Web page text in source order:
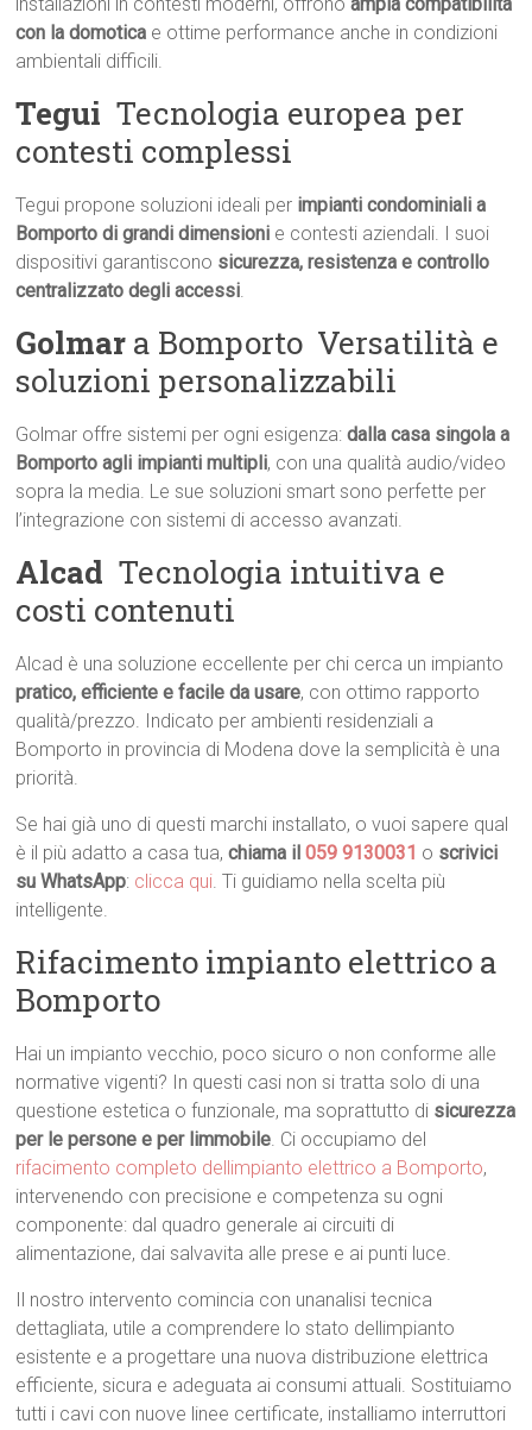
con la domotica e ottime performance anche in condizioni
ambientali difficili.
Tegui  Tecnologia europea per
contesti complessi
Tegui propone soluzioni ideali per impianti condominiali a
Bomporto di grandi dimensioni e contesti aziendali. I suoi
dispositivi garantiscono sicurezza, resistenza e controllo
centralizzato degli accessi.
Golmar a Bomporto  Versatilità e
soluzioni personalizzabili
Golmar offre sistemi per ogni esigenza:dalla casa singola a
Bomporto agli impianti multipli, con una qualità audio/video
sopra la media. Le sue soluzioni smart sono perfette per
l’integrazione con sistemi di accesso avanzati.
Alcad  Tecnologia intuitiva e
costi contenuti
Alcad è una soluzione eccellente per chi cerca un impianto
pratico, efficiente e facile da usare, con ottimo rapporto
qualità/prezzo. Indicato per ambienti residenziali a
Bomporto in provincia di Modena dove la semplicità è una
priorità.
Se hai già uno di questi marchi installato, o vuoi sapere qual
è il più adatto a casa tua,chiama il059 9130031 o scrivici
su WhatsApp: clicca qui. Ti guidiamo nella scelta più
intelligente.
Rifacimento impianto elettrico a
Bomporto
Hai un impianto vecchio, poco sicuro o non conforme alle
normative vigenti? In questi casi non si tratta solo di una
questione estetica o funzionale, ma soprattutto di sicurezza
per le persone e per limmobile. Ci occupiamo del
rifacimento completo dellimpianto elettrico a Bomporto,
intervenendo con precisione e competenza su ogni
componente: dal quadro generale ai circuiti di
alimentazione, dai salvavita alle prese e ai punti luce.
Il nostro intervento comincia con unanalisi tecnica
dettagliata, utile a comprendere lo stato dellimpianto
esistente e a progettare una nuova distribuzione elettrica
efficiente, sicura e adeguata ai consumi attuali. Sostituiamo
tutti i cavi con nuove linee certificate, installiamo interruttori